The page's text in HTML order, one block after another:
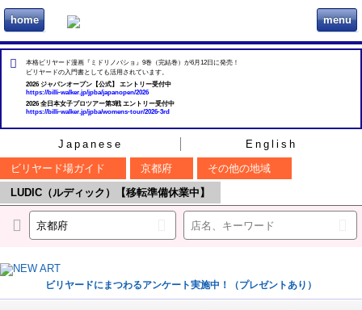
home ビリヲカ menu
本格ビリヤード漫画『ミドリノバショ』9巻（完結巻）が6月12日に発売！
ビリヤードの入門書としても活用されています。
2026 ジャパンオープン【公式】 エントリー受付中
https://billi-walker.jp/jpba/japanopen/2026
2026 全日本女子プロツアー第3戦 エントリー受付中
https://billi-walker.jp/jpba/womens-tour/2026-3rd
Japanese
English
ビリヤード場ガイド
京都府
その他の地域
LUDIC（ルディック）【移転準備休業中】
ビリヤードにまつわるアンケート実施中！（プレゼントあり）